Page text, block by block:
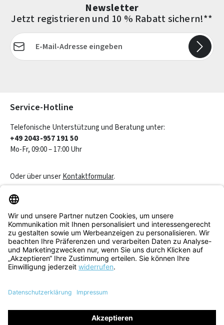
Newsletter
Jetzt registrieren und 10 % Rabatt sichern!**
E-Mail-Adresse*
Service-Hotline
Telefonische Unterstützung und Beratung unter:
+49 2043-957 191 50
Mo-Fr, 09:00 – 17:00 Uhr
Oder über unserKontaktformular.
Service & Beratung
Informationen